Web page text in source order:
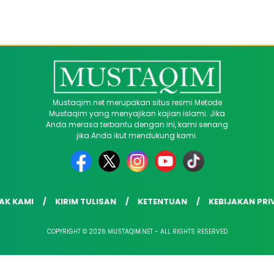
Mustaqim.net merupakan situs resmi Metode
Mustaqim yang menyajikan kajian islami. Jika
Anda merasa terbantu dengan ini, kami senang
jika Anda ikut mendukung kami.
KAMI KIRIM TULISAN KETENTUAN KEBIJAKAN
COPYRIGHT © 2026 MUSTAQIM.NET - ALL RIGHTS RESERVED